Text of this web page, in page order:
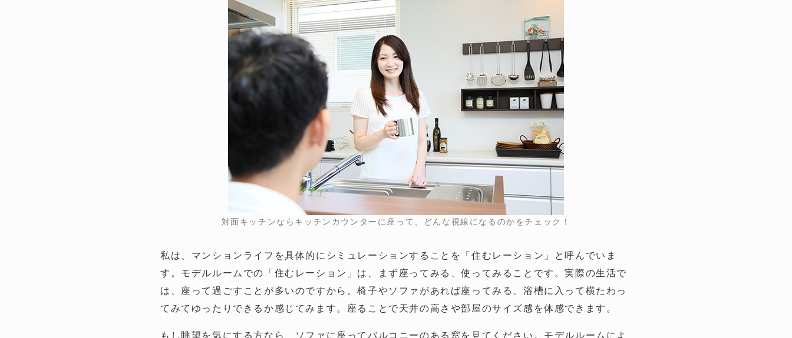
対面キッチンならキッチンカウンターに座って、どんな視線になるのかをチェック！
私は、マンションライフを具体的にシミュレーションすることを「住むレーション」と呼んでいま
す。モデルルームでの「住むレーション」は、まず座ってみる、使ってみることです。実際の生活で
は、座って過ごすことが多いのですから。椅子やソファがあれば座ってみる、浴槽に入って横たわっ
てみてゆったりできるか感じてみます。座ることで天井の高さや部屋のサイズ感を体感できます。
もし眺望を気にする方なら、ソファに座ってバルコニーのある窓を見てください。モデルルームによ